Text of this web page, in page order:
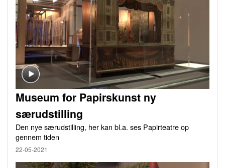
Museum for Papirskunst ny
særudstilling
Den nye særudstilling, her kan bl.a. ses Papirteatre op
gennem tiden
22-05-2021